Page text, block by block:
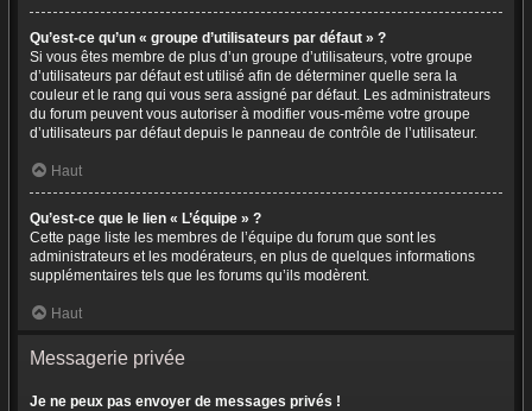
Qu’est-ce qu’un « groupe d’utilisateurs par défaut » ?
Si vous êtes membre de plus d’un groupe d’utilisateurs, votre groupe
d’utilisateurs par défaut est utilisé afin de déterminer quelle sera la
couleur et le rang qui vous sera assigné par défaut. Les administrateurs
du forum peuvent vous autoriser à modifier vous-même votre groupe
d’utilisateurs par défaut depuis le panneau de contrôle de l’utilisateur.
Haut
Qu’est-ce que le lien « L’équipe » ?
Cette page liste les membres de l’équipe du forum que sont les
administrateurs et les modérateurs, en plus de quelques informations
supplémentaires tels que les forums qu’ils modèrent.
Haut
Messagerie privée
Je ne peux pas envoyer de messages privés !